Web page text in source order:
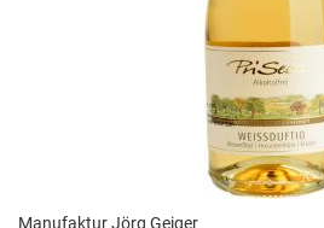
Manufaktur Jörg Geiger